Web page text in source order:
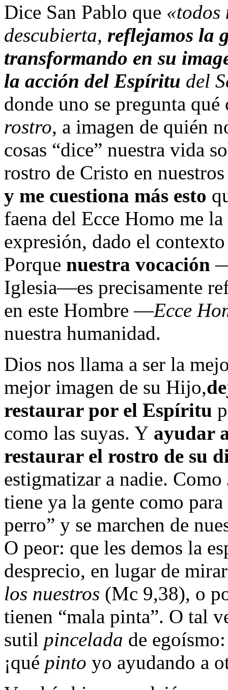
Dice San Pablo que «todos
descubierta, reflejamos la
transformando en su
la acción del Espíritu del
donde uno se pregunta
rostro, a imagen de quién
cosas “dice” nuestra vida
rostro de Cristo en
y me cuestiona más esto
faena del Ecce Homo me la
expresión, dado el
Porque nuestra vocación
Iglesia—es precisamente
en este Hombre —Ecce
nuestra humanidad.
Dios nos llama a ser la
mejor imagen de su Hijo,
restaurar por el Espíritu
como las suyas. Y ayudar
restaurar el rostro de su
estigmatizar a nadie. Como
tiene ya la gente como
perro” y se marchen de
O peor: que les demos la
desprecio, en lugar de
los nuestros (Mc 9,38), o
tienen “mala pinta”. O tal
sutil pincelada de
¡qué pinto yo ayudando a